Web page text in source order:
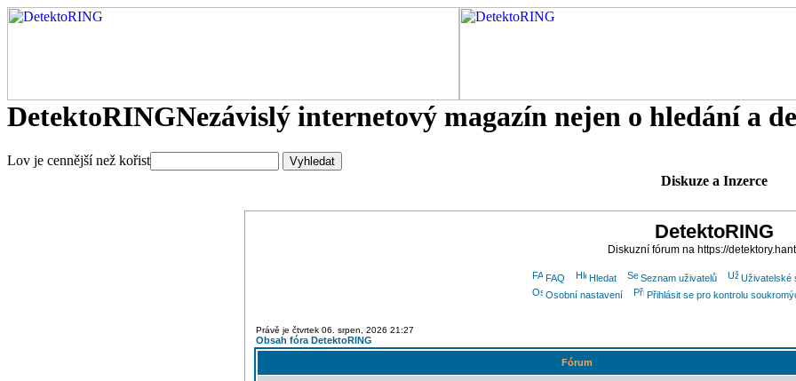
DetektoRINGNezávislý internetový magazín nejen o hledání a
Lov je cennější než kořist
Diskuze a Inzerce
DetektoRING
Diskuzní fórum na https://
FAQ Hledat Seznam uživatelů Uživatelské
Osobní nastavení
Přihlásit se pro kontrolu
Právě je čtvrtek 06. srpen, 2026 21:27
Obsah fóra DetektoRING
Fórum